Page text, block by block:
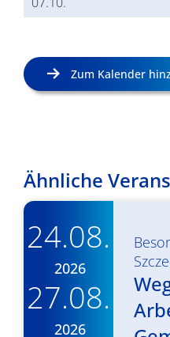
Zum Kalender
Ähnliche
24.08.
2026
27.08.
2026